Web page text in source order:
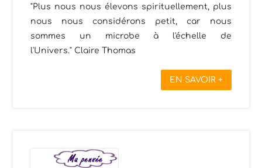
"Plus nous nous élevons spirituellement, plus
nous nous considérons petit, car nous
sommes un microbe à l'échelle de
l'Univers." Claire Thomas
EN SAVOIR +